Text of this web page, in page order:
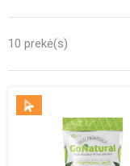
10 prekė(s)